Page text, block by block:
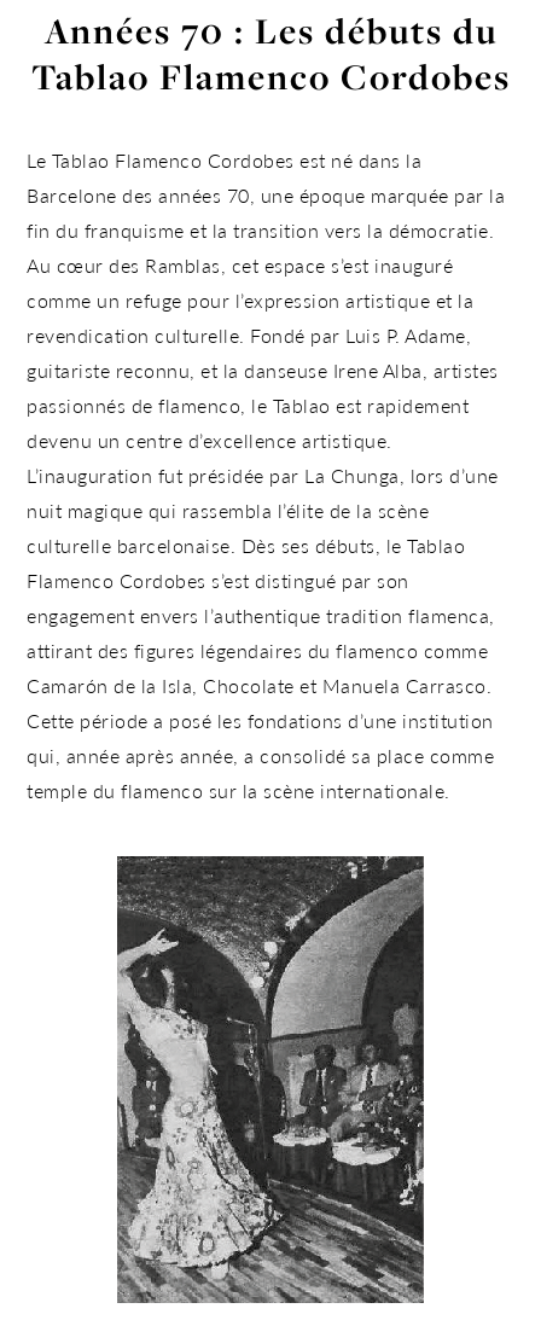
Années 70 : Les débuts du
Tablao Flamenco Cordobes
Le Tablao Flamenco Cordobes est né dans la
Barcelone des années 70, une époque marquée par la
fin du franquisme et la transition vers la démocratie.
Au cœur des Ramblas, cet espace s’est inauguré
comme un refuge pour l’expression artistique et la
revendication culturelle. Fondé par Luis P. Adame,
guitariste reconnu, et la danseuse Irene Alba, artistes
passionnés de flamenco, le Tablao est rapidement
devenu un centre d’excellence artistique.
L’inauguration fut présidée par La Chunga, lors d’une
nuit magique qui rassembla l’élite de la scène
culturelle barcelonaise. Dès ses débuts, le Tablao
Flamenco Cordobes s’est distingué par son
engagement envers l’authentique tradition flamenca,
attirant des figures légendaires du flamenco comme
Camarón de la Isla, Chocolate et Manuela Carrasco.
Cette période a posé les fondations d’une institution
qui, année après année, a consolidé sa place comme
temple du flamenco sur la scène internationale.